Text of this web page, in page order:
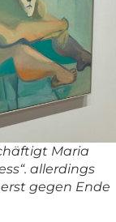
Maria
allerdings
gegen Ende